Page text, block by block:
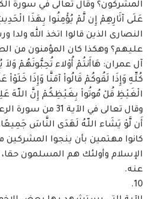
المشركون؟ وقال تعالى في سورة
النصارى الذين قالوا اتخذ الله
عليهم؟ وهكذا كان المؤمنون من
آل ‏عمران: هَاأَنتُمْ أُوْلاء تُحِبُّونَهُمْ
كُلِّهِ وَإِذَا لَقُوكُمْ قَالُواْ آمَنَّا وَإِذَا
وقال تعالى في
أَن لَّوْ يَشَاء اللّهُ لَهَدَى النَّاسَ
كانوا مهتمين بأن ينجوا
الإسلام وأولئك هم المسلمون
عنه. ‏